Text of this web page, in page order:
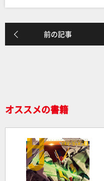
c
e
b
前の記事
オススメの書籍